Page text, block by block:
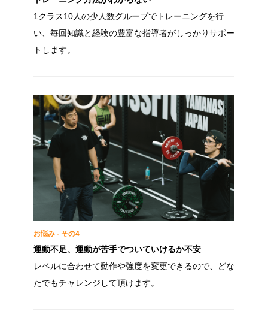
1クラス10人の少人数グループでトレーニングを行
い、毎回知識と経験の豊富な指導者がしっかりサポー
トします。
お悩み - その4
運動不足、運動が苦手でついていけるか不安
レベルに合わせて動作や強度を変更できるので、どな
たでもチャレンジして頂けます。